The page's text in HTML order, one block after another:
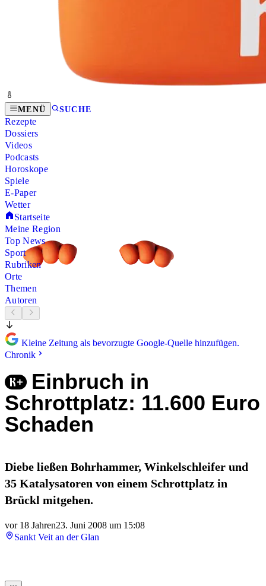
MENÜ SUCHE
Rezepte
Dossiers
Videos
Podcasts
Horoskope
Spiele
E-Paper
Wetter
Startseite
Meine Region
Top News
Sport
Rubriken
Orte
Themen
Autoren
Kleine Zeitung als bevorzugte Google-Quelle hinzufügen.
Chronik
Einbruch in
Schrottplatz: 11.600 Euro
Schaden
Diebe ließen Bohrhammer, Winkelschleifer und
35 Katalysatoren von einem Schrottplatz in
Brückl mitgehen.
vor 18 Jahren23. Juni 2008 um 15:08
Sankt Veit an der Glan